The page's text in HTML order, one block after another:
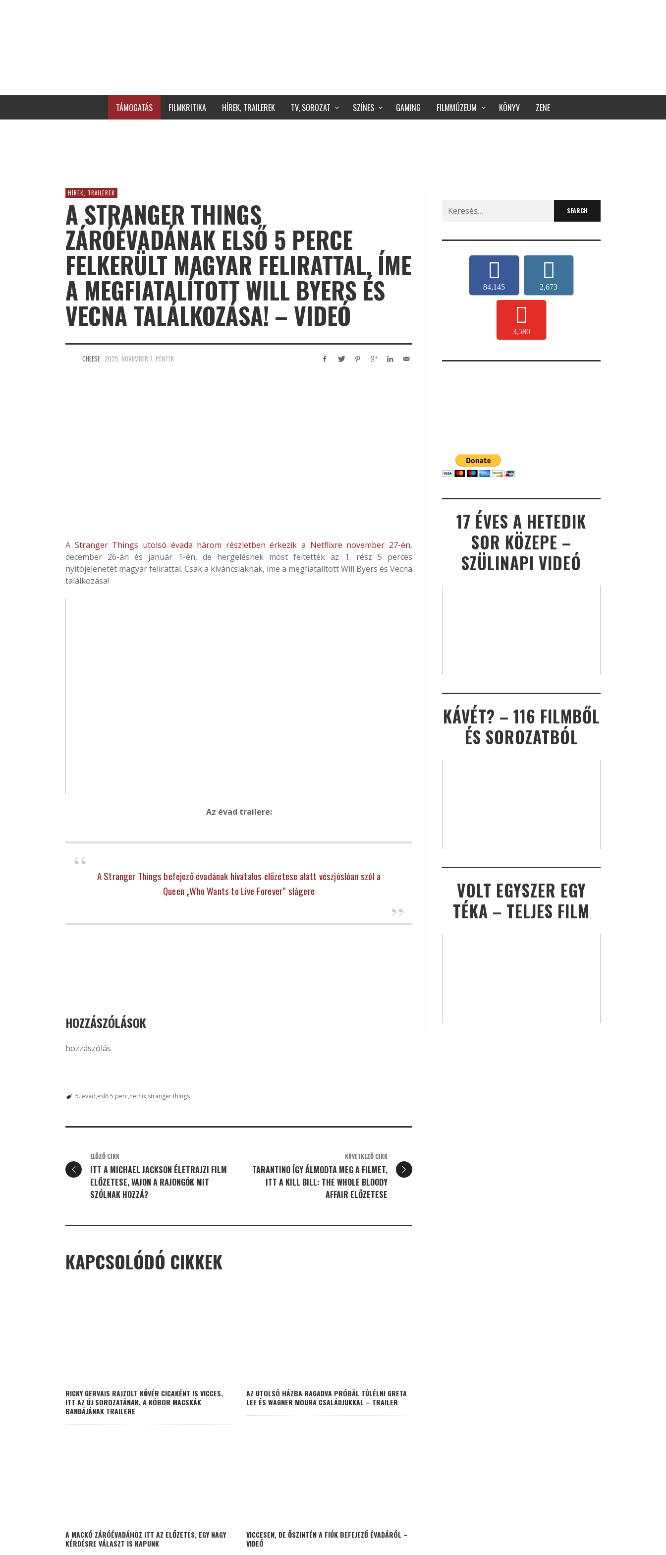
TÁMOGATÁS FILMKRITIKA HÍREK, TRAILEREK TV, SOROZAT SZÍNES GAMING FILMMÚZEUM KÖNYV ZENE
HÍREK, TRAILEREK
A STRANGER THINGS
ZÁRÓÉVADÁNAK ELSŐ 5 PERCE
FELKERÜLT MAGYAR FELIRATTAL, ÍME
A MEGFIATALÍTOTT WILL BYERS ÉS
VECNA TALÁLKOZÁSA! – VIDEÓ
CHEESE 2025. NOVEMBER 7. PÉNTEK
A Stranger Things utolsó évada három részletben érkezik a Netflixre november 27-én,
december 26-án és január 1-én, de hergelésnek most feltették az 1. rész 5 perces
nyitójelenetét magyar felirattal. Csak a kíváncsiaknak, íme a megfiatalított Will Byers és Vecna
találkozása!
Az évad trailere:
A Stranger Things befejező évadának hivatalos előzetese alatt vészjóslóan szól a
Queen „Who Wants to Live Forever” slágere
HOZZÁSZÓLÁSOK
hozzászólás
5. evad eslő 5 perc netflix stranger things
ELŐZŐ CIKK
ITT A MICHAEL JACKSON ÉLETRAJZI FILM
ELŐZETESE, VAJON A RAJONGÓK MIT
SZÓLNAK HOZZÁ?
KÖVETKEZŐ CIKK
TARANTINO ÍGY ÁLMODTA MEG A FILMET,
ITT A KILL BILL: THE WHOLE BLOODY
AFFAIR ELŐZETESE
KAPCSOLÓDÓ CIKKEK
RICKY GERVAIS RAJZOLT KÖVÉR CICAKÉNT IS VICCES,
ITT AZ ÚJ SOROZATÁNAK, A KÓBOR MACSKÁK
BANDÁJÁNAK TRAILERE
AZ UTOLSÓ HÁZBA RAGADVA PRÓBÁL TÚLÉLNI GRETA
LEE ÉS WAGNER MOURA CSALÁDJUKKAL – TRAILER
A MACKÓ ZÁRÓÉVADÁHOZ ITT AZ ELŐZETES, EGY NAGY
KÉRDÉSRE VÁLASZT IS KAPUNK
VICCESEN, DE ŐSZINTÉN A FIÚK BEFEJEZŐ ÉVADÁRÓL –
VIDEÓ
Search
for:
84,145 2,673
3,580
17 ÉVES A HETEDIK
SOR KÖZEPE –
SZÜLINAPI VIDEÓ
KÁVÉT? – 116 FILMBŐL
ÉS SOROZATBÓL
VOLT EGYSZER EGY
TÉKA – TELJES FILM